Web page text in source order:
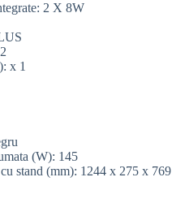
2 X 8W
x 1
(W): 145
stand (mm): 1244 x 275 x 769